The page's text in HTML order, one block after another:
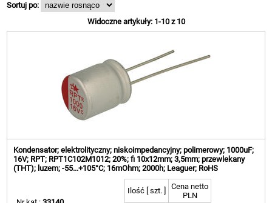
Sortuj po:
Widoczne artykuły: 1-10 z 10
Kondensator; elektrolityczny; niskoimpedancyjny; polimerowy; 1000uF;
16V; RPT; RPT1C102M1012; 20%; fi 10x12mm; 3,5mm; przewlekany
(THT); luzem; -55...+105°C; 16mOhm; 2000h; Leaguer; RoHS
Ilość [ szt. ]
Cena netto
PLN